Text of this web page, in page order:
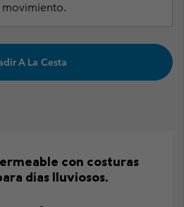
A La Cesta
con costuras
días lluviosos.